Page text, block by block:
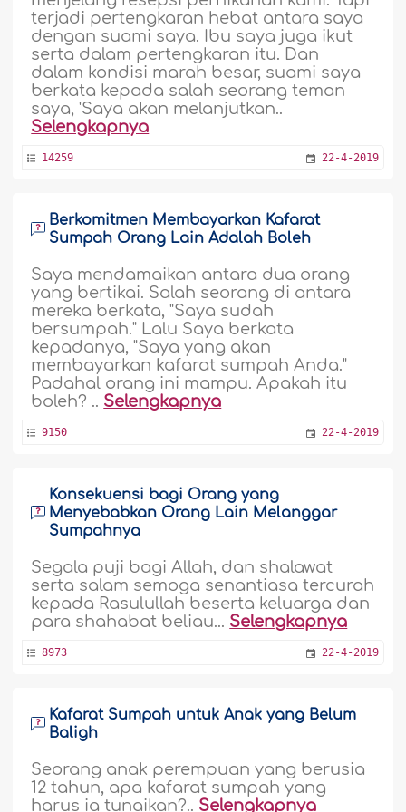
terjadi pertengkaran hebat antara saya
dengan suami saya. Ibu saya juga ikut
serta dalam pertengkaran itu. Dan
dalam kondisi marah besar, suami saya
berkata kepada salah seorang teman
saya, 'Saya akan melanjutkan..
Selengkapnya
14259 22-4-2019
Berkomitmen Membayarkan Kafarat
Sumpah Orang Lain Adalah Boleh
Saya mendamaikan antara dua orang
yang bertikai. Salah seorang di antara
mereka berkata, "Saya sudah
bersumpah." Lalu Saya berkata
kepadanya, "Saya yang akan
membayarkan kafarat sumpah Anda."
Padahal orang ini mampu. Apakah itu
boleh? .. Selengkapnya
9150 22-4-2019
Konsekuensi bagi Orang yang
Menyebabkan Orang Lain Melanggar
Sumpahnya
Segala puji bagi Allah, dan shalawat
serta salam semoga senantiasa tercurah
kepada Rasulullah beserta keluarga dan
para shahabat beliau... Selengkapnya
8973 22-4-2019
Kafarat Sumpah untuk Anak yang Belum
Baligh
Seorang anak perempuan yang berusia
12 tahun, apa kafarat sumpah yang
harus ia tunaikan?.. Selengkapnya